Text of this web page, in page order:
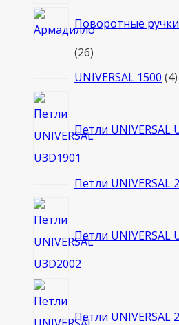
Поворотные
2626
товаров
UNIVERSAL 1500 44
Петли UNIVERSAL
Петли UNIVERSAL
Петли UNIVERSAL
Петли UNIVERSAL